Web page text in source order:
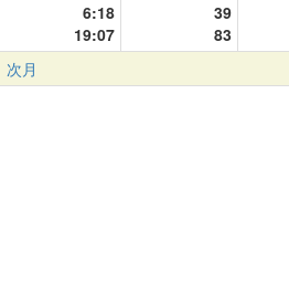
6:18
19:07
39
83
次月